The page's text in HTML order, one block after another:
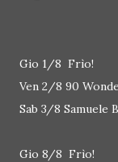
Gio 1/8 Frìo!
Ven 2/8 90
Sab 3/8 Samuele
Gio 8/8 Frìo!